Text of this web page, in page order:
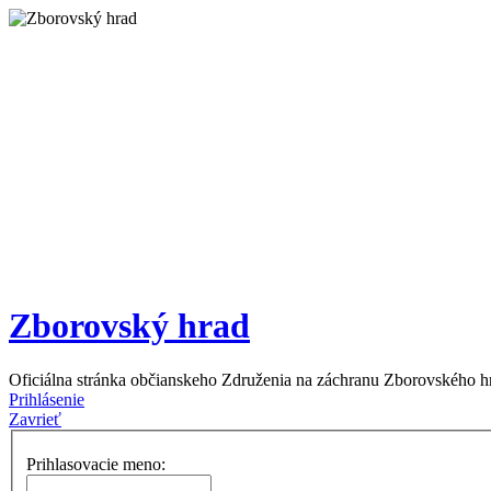
Zborovský hrad
Oficiálna stránka občianskeho Združenia na záchranu Zborovského
Prihlásenie
Zavrieť
Prihlasovacie meno: